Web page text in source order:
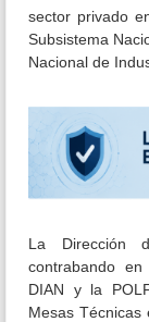
sector privado
Subsistema
Nacional de
La Dirección
contrabando
DIAN y la
Mesas Técnicas